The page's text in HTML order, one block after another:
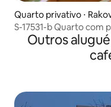
Quarto privativo ⋅
S-17531-b Quarto com
Outros